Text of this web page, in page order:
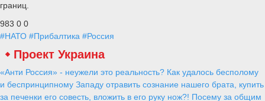
границ.
983 0 0
#НАТО #Прибалтика #Россия
Проект Украина
«Анти Россия» - неужели это реальность? Как удалось бесполому
и беспринципному Западу отравить сознание нашего брата, купить
за печенки его совесть, вложить в его руку нож?! Посему за общим